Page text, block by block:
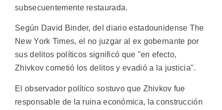
subsecuentemente restaurada.
Según David Binder, del diario estadounidense The
New York Times, el no juzgar al ex gobernante por
sus delitos políticos significó que "en efecto,
Zhivkov cometió los delitos y evadió a la justicia".
El observador político sostuvo que Zhivkov fue
responsable de la ruina económica, la construcción